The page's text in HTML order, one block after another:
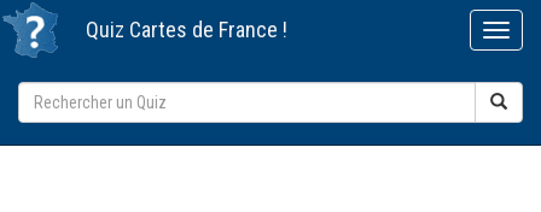
Quiz Cartes de France !